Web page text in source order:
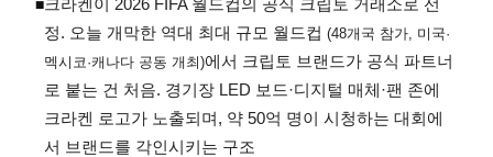
◾크라켄이 2026 FIFA 월드컵의 공식 크립토 거래소로 선
정. 오늘 개막한 역대 최대 규모 월드컵 (48개국 참가, 미국·
멕시코·캐나다 공동 개최)에서 크립토 브랜드가 공식 파트너
로 붙는 건 처음. 경기장 LED 보드·디지털 매체·팬 존에
크라켄 로고가 노출되며, 약 50억 명이 시청하는 대회에
서 브랜드를 각인시키는 구조